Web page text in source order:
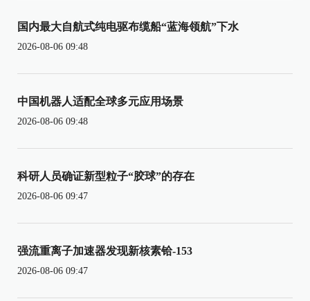
国内最大自航式纯电驱布缆船“蓝海领航”下水
2026-08-06 09:48
中国机器人适配全球多元应用场景
2026-08-06 09:48
科研人员确证新型粒子“胶球”的存在
2026-08-06 09:47
强流重离子加速器发现新核素铪-153
2026-08-06 09:47